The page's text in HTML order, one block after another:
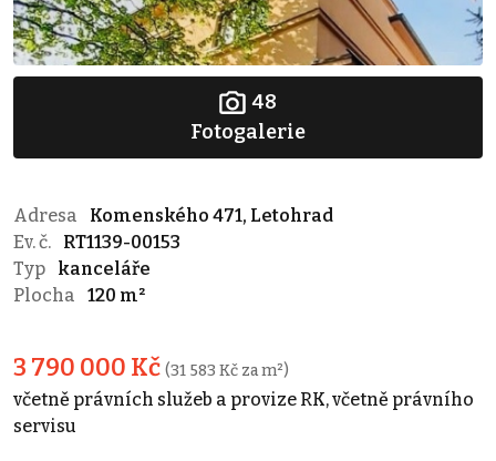
48
Fotogalerie
Adresa
Komenského 471, Letohrad
Ev. č.
RT1139-00153
Typ
kanceláře
Plocha
120 m²
3 790 000 Kč (31 583 Kč za m²)
včetně právních služeb a provize RK, včetně právního
servisu